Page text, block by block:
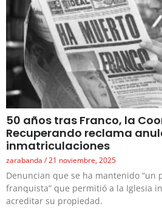
50 años tras Franco, la
Recuperando reclama
inmatriculaciones
zarabanda 21 noviembre, 2025
Denuncian que se ha mantenido “un
franquista” que permitió a la Iglesia
acreditar su propiedad.